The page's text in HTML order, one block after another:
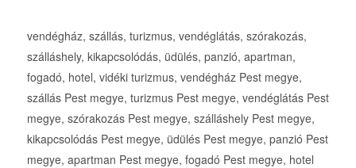
vendégház, szállás, turizmus, vendéglátás, szórakozás,
szálláshely, kikapcsolódás, üdülés, panzió, apartman,
fogadó, hotel, vidéki turizmus, vendégház Pest megye,
szállás Pest megye, turizmus Pest megye, vendéglátás Pest
megye, szórakozás Pest megye, szálláshely Pest megye,
kikapcsolódás Pest megye, üdülés Pest megye, panzió Pest
megye, apartman Pest megye, fogadó Pest megye, hotel